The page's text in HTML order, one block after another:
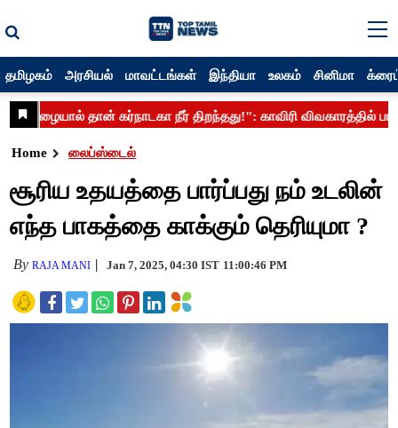
தமிழகம் அரசியல் மாவட்டங்கள் இந்தியா உலகம் சினிமா
Home லைப்ஸ்டைல்
சூரிய உதயத்தை பார்ப்பது நம் உடலின்
எந்த பாகத்தை காக்கும் தெரியுமா ?
ByRAJA MANI Jan 7, 2025, 04:30 IST 11:00:46 PM